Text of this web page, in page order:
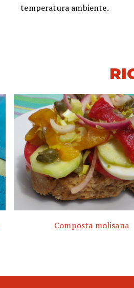
temperatura ambiente.
Composta molisana